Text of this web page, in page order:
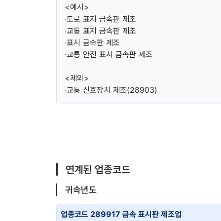
<예시>
·도로 표지 금속판 제조
·교통 표지 금속판 제조
·표시 금속판 제조
·교통 안전 표시 금속판 제조
<제외>
·교통 신호장치 제조(28903)
연계된 업종코드
귀속년도
업종코드 289917 금속 표시판 제조업